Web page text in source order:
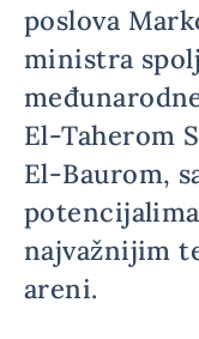
poslova
ministra
El-Taherom
El-Baurom,
najvažnijim
areni.